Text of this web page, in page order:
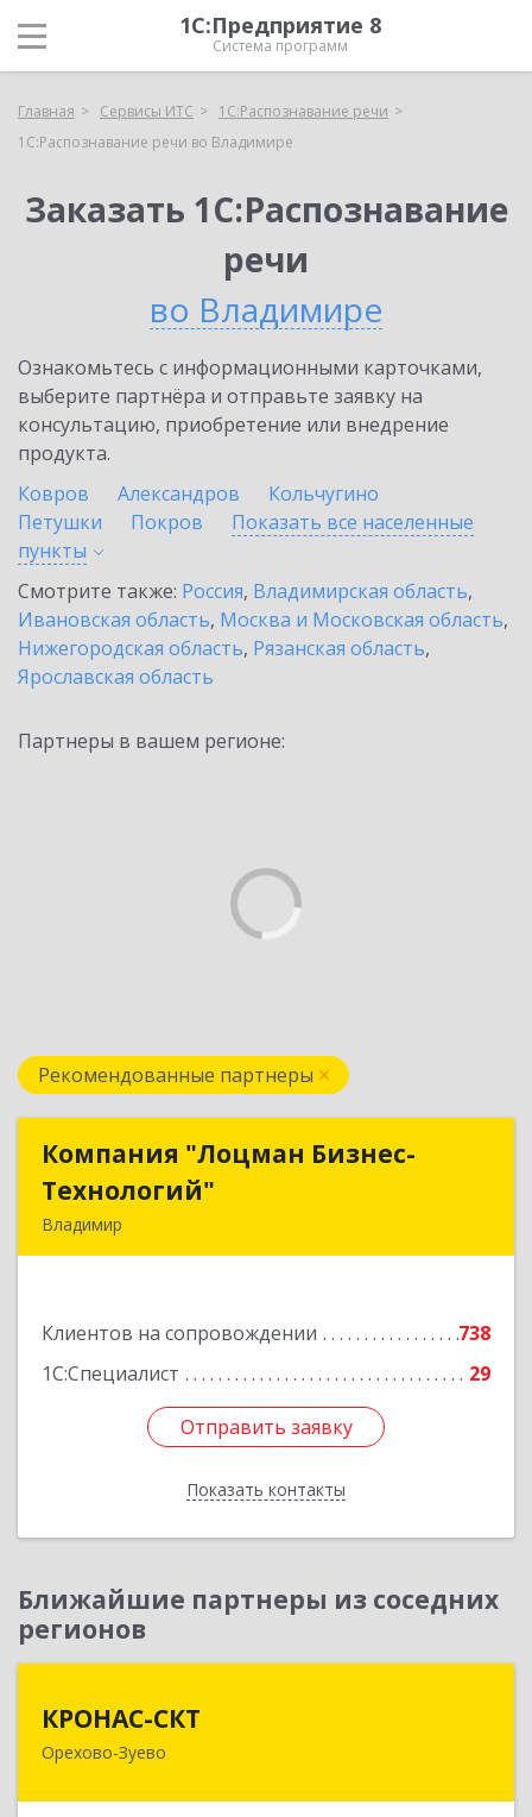
1С:Предприятие 8
Система программ
Главная Сервисы ИТС
1С:Распознавание речи
1С:Распознавание речи во Владимире
Заказать 1С:Распознавание
речи
во Владимире
Ознакомьтесь с информационными карточками,
выберите партнёра и отправьте заявку на
консультацию, приобретение или внедрение
продукта.
Ковров
Александров
Кольчугино
Петушки
Покров
Показать все населенные
пункты
Смотрите также: Россия, Владимирская область,
Ивановская область, Москва и Московская область,
Нижегородская область, Рязанская область,
Ярославская область
Партнеры в вашем регионе:
Рекомендованные партнеры
Компания "Лоцман Бизнес-
Технологий"
Владимир
Клиентов на сопровождении
738
1С:Специалист
29
Отправить заявку
Показать контакты
Компания "Лоцман Бизнес-
Подробнее
Отправить заявку
Назад
Ближайшие партнеры из соседних
регионов
КРОНАС-СКТ
Орехово-Зуево
142600, Московская обл, Орехово-Зуево г,